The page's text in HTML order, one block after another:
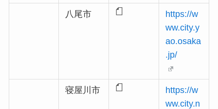
八尾市
https://w
ww.city.y
ao.osaka
.jp/
寝屋川市
https://w
ww.city.n